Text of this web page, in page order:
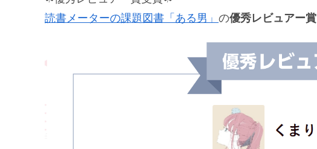
読書メーターの課題図書「ある男」 の優秀レビュアー賞